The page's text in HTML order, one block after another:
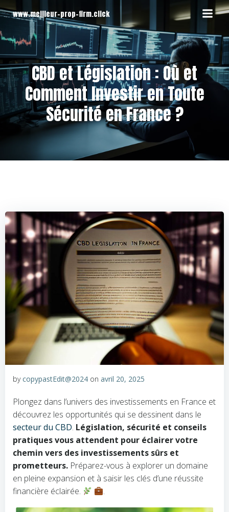
contenu
www.meilleur-prop-firm.click
CBD et Législation : Où et
Comment Investir en Toute
Sécurité en France ?
bycopypastEdit@2024 on avril 20, 2025
Plongez dans l’univers des investissements en France et
découvrez les opportunités qui se dessinent dans le
secteur du CBD. Législation, sécurité et conseils
pratiques vous attendent pour éclairer votre
chemin vers des investissements sûrs et
prometteurs. Préparez-vous à explorer un domaine
en pleine expansion et à saisir les clés d’une réussite
financière éclairée.
.